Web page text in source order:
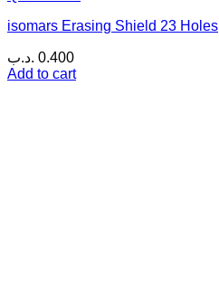
isomars Erasing Shield 23 Holes
0.400 .د.ب
Add to cart